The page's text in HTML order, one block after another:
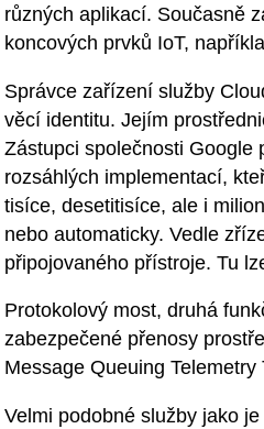
různých aplikací. Současně
koncových prvků IoT,
Správce zařízení služby
věcí identitu. Jejím
Zástupci společnosti Google
rozsáhlých implementací,
tisíce, desetitisíce, ale i
nebo automaticky. Vedle
připojovaného přístroje. Tu
Protokolový most, druhá
zabezpečené přenosy
Message Queuing Telemetry
Velmi podobné služby jako